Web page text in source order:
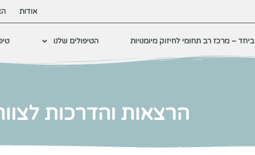
אודות
ביחד – מרכז רב תחומי לחיזוק מיומנויות הטיפולים שלנו
הרצאות והדרכות